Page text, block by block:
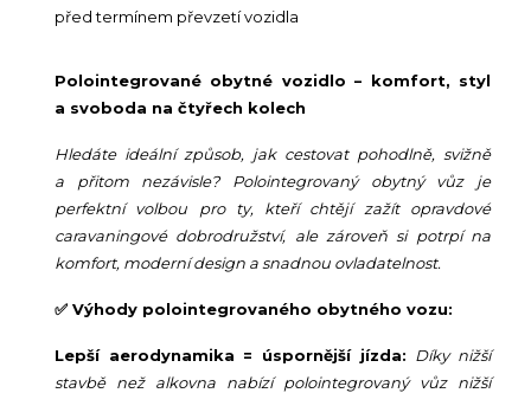
před termínem převzetí vozidla
Polointegrované obytné vozidlo – komfort, styl
a svoboda na čtyřech kolech
Hledáte ideální způsob, jak cestovat pohodlně, svižně
a přitom nezávisle? Polointegrovaný obytný vůz je
perfektní volbou pro ty, kteří chtějí zažít opravdové
caravaningové dobrodružství, ale zároveň si potrpí na
komfort, moderní design a snadnou ovladatelnost.
✅ Výhody polointegrovaného obytného vozu:
Lepší aerodynamika = úspornější jízda: Díky nižší
stavbě než alkovna nabízí polointegrovaný vůz nižší